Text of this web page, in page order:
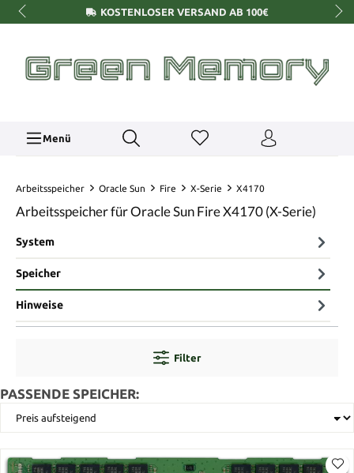
KOSTENLOSER VERSAND AB 100€
Menü
Arbeitsspeicher Oracle Sun Fire X-Serie X4170
Arbeitsspeicher für Oracle Sun Fire X4170 (X-Serie)
System
Speicher
Hinweise
Filter
PASSENDE SPEICHER: